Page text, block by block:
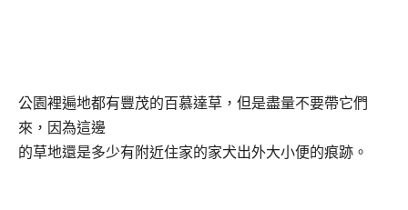
公園裡遍地都有豐茂的百慕達草，但是盡量不要帶它們
來，因為這邊
的草地還是多少有附近住家的家犬出外大小便的痕跡。